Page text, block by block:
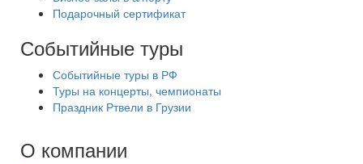
Подарочный сертификат
Событийные туры
Событийные туры в РФ
Туры на концерты, чемпионаты
Праздник Ртвели в Грузии
О компании